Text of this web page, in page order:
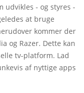
udvikles - og styres -
at bruge
kommer der
og Razer. Dette kan
tv-platform. Lad
af nyttige apps